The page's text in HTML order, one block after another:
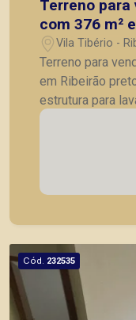
Terreno para
com 376 m²
Vila Tibério -
Terreno para
em Ribeirão preto sp; - Terreno com
estrutura para
estacionamento;
Piramid tem
com agilidade e
de imóveis
principais
Cód. 232535